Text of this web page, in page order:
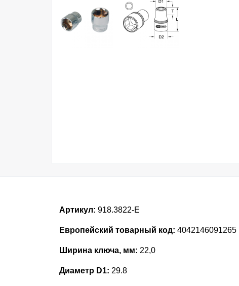
Артикул: 918.3822-E
Европейский товарный код: 4042146091265
Ширина ключа, мм: 22,0
Диаметр D1: 29.8